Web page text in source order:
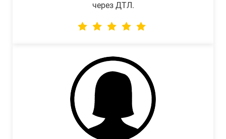
через ДТЛ.